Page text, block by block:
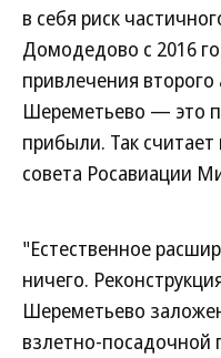
в себя риск
Домодедово с 2016
привлечения второго
Шереметьево — это
прибыли. Так считает
совета Росавиации
"Естественное
ничего.
Шереметьево
взлетно-посадочной